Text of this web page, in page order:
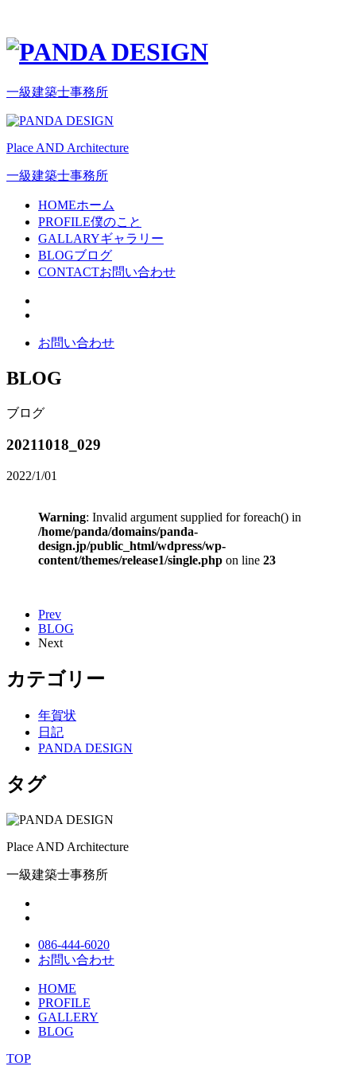
一級建築士事務所
Place AND Architecture
一級建築士事務所
HOMEホーム
PROFILE僕のこと
GALLARYギャラリー
BLOGブログ
CONTACTお問い合わせ
お問い合わせ
BLOG
ブログ
20211018_029
2022/1/01
Warning: Invalid argument supplied for foreach() in
/home/panda/domains/panda-
design.jp/public_html/wdpress/wp-
content/themes/release1/single.php on line 23
Prev
BLOG
Next
カテゴリー
年賀状
日記
PANDA DESIGN
タグ
Place AND Architecture
一級建築士事務所
086-444-6020
お問い合わせ
HOME
PROFILE
GALLERY
BLOG
TOP